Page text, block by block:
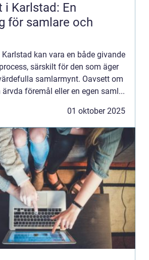
i Karlstad: En
för samlare och
kan vara en både givande
särskilt för den som äger
samlarmynt. Oavsett om
föremål eller en egen saml...
01 oktober 2025